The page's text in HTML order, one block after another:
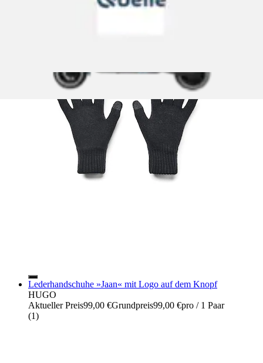
Lederhandschuhe »Jaan« mit Logo auf dem Knopf
HUGO
Aktueller Preis99,00 €Grundpreis99,00 €pro / 1 Paar
(1)